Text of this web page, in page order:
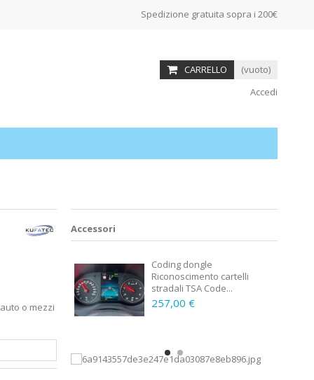
Spedizione gratuita sopra i 200€
CARRELLO
(vuoto)
Accedi
o mezzi
Accessori
Coding dongle
Riconoscimento cartelli
stradali TSA Code...
257,00 €